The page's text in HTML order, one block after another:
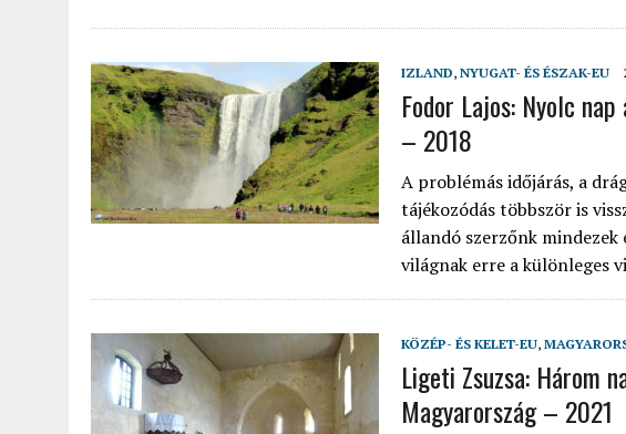
IZLAND, NYUGAT- ÉS ÉSZAK-EU
Fodor Lajos: Nyolc
– 2018
A problémás időjárás, a
tájékozódás többször is
állandó szerzőnk
világnak erre a különleges
KÖZÉP- ÉS KELET-EU,
Ligeti Zsuzsa: Három
Magyarország – 2021